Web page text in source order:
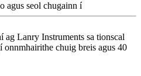
agus seol chugainn í
ag Lanry Instruments sa tionscal
onnmhairithe chuig breis agus 40